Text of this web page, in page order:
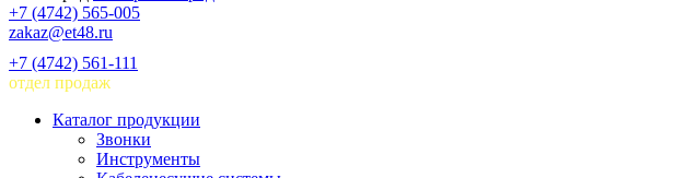
+7 (4742) 565-005
zakaz@et48.ru
+7 (4742) 561-111
отдел продаж
Каталог продукции
Звонки
Инструменты